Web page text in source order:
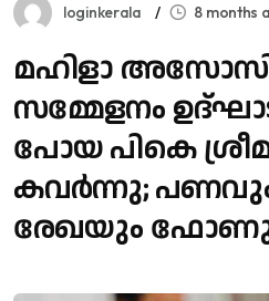
loginkerala 8 months
മഹിളാ
സമ്മേളനം
പോയ പികെ
കവർന്നു; പണവും
രേഖയും ഫോണും